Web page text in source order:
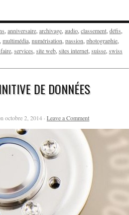
, anniversaire, archivage, audio, classement, défis,
, multimédia, numérisation, passion, photographie,
, services, site web, sites internet, suisse, swiss
DE DONNÉES
octobre 2, 2014 · Leave a Comment